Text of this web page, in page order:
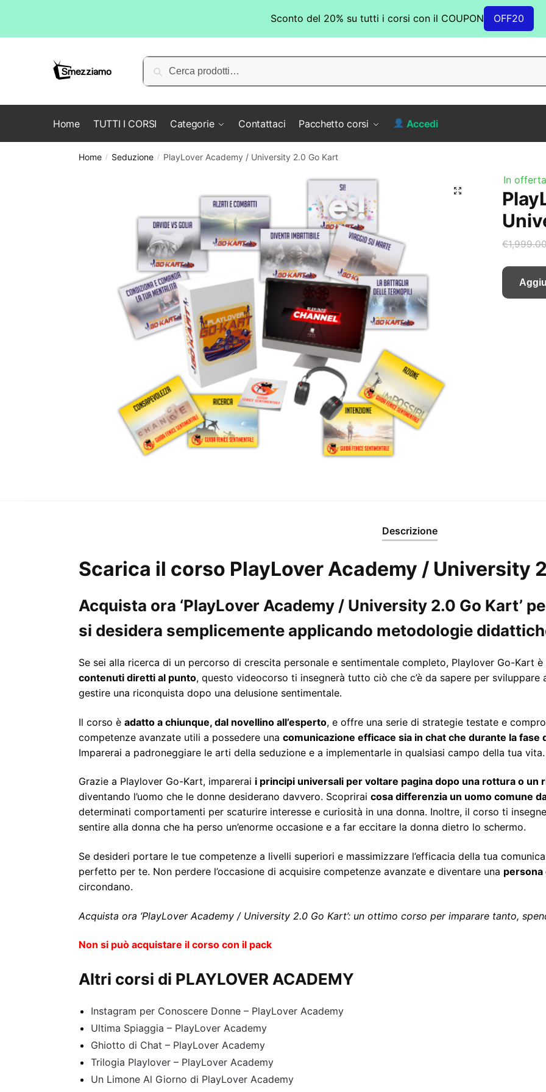
Cerca:
Cerca
Home TUTTI I CORSI Categorie Contattaci Pacchetto corsi Accedi
Home / Seduzione / PlayLover Academy / University 2.0 Go Kart
In
€
Descrizione
Scarica il corso PlayLover Academy / University
Acquista ora ‘PlayLover Academy / University 2.0 Go Kart’
si desidera semplicemente applicando metodologie
Se sei alla ricerca di un percorso di crescita personale e sentimentale completo, Playlover Go-Kart
contenuti diretti al punto, questo videocorso ti insegnerà tutto ciò che c’è da sapere per
gestire una riconquista dopo una delusione sentimentale.
Il corso è adatto a chiunque, dal novellino all’esperto, e offre una serie di strategie testate e
competenze avanzate utili a possedere una comunicazione efficace sia in chat che durante la fase
Imparerai a padroneggiare le arti della seduzione e a implementarle in qualsiasi campo della tua vita.
Grazie a Playlover Go-Kart, imparerai i principi universali per voltare pagina dopo una rottura o un
diventando l’uomo che le donne desiderano davvero. Scoprirai cosa differenzia un uomo comune
determinati comportamenti per scaturire interesse e curiosità in una donna. Inoltre, il corso ti
sentire alla donna che ha perso un’enorme occasione e a far eccitare la donna dietro lo schermo.
Se desideri portare le tue competenze a livelli superiori e massimizzare l’efficacia della tua
perfetto per te. Non perdere l’occasione di acquisire competenze avanzate e diventare una persona
circondano.
Acquista ora ‘PlayLover Academy / University 2.0 Go Kart’: un ottimo corso per imparare tanto,
Non si può acquistare il corso con il pack
Altri corsi di PLAYLOVER ACADEMY
Instagram per Conoscere Donne – PlayLover Academy
Ultima Spiaggia – PlayLover Academy
Ghiotto di Chat – PlayLover Academy
Trilogia Playlover – PlayLover Academy
Un Limone Al Giorno di PlayLover Academy
Sconto del 20% su tutti i corsi con il COUPON OFF20